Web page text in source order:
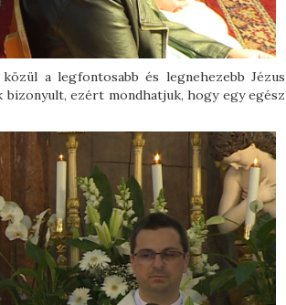
a legfontosabb és legnehezebb Jézus
ezért mondhatjuk, hogy egy egész